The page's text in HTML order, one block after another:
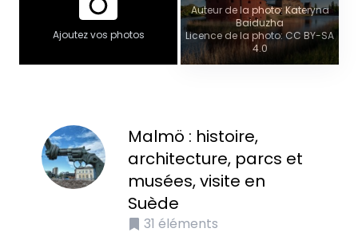
Ajoutez vos photos
Auteur de la photo: Kateryna
Baiduzha
Licence de la photo: CC BY-SA
4.0
Malmö : histoire,
architecture, parcs et
musées, visite en
Suède
31 éléments